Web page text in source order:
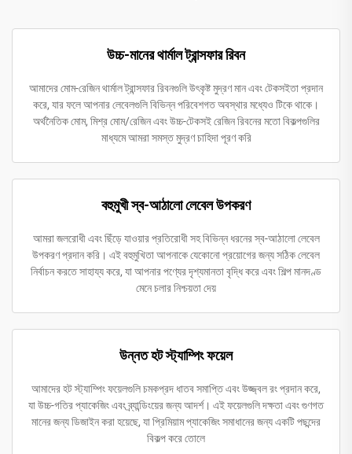
উচ্চ-মানের থার্মাল ট্রান্সফার রিবন
আমাদের মোম-রেজিন থার্মাল ট্রান্সফার রিবনগুলি উৎকৃষ্ট মুদ্রণ মান এবং টেকসইতা প্রদান
করে, যার ফলে আপনার লেবেলগুলি বিভিন্ন পরিবেশগত অবস্থার মধ্যেও টিকে থাকে।
অর্থনৈতিক মোম, মিশ্র মোম/রেজিন এবং উচ্চ-টেকসই রেজিন রিবনের মতো বিকল্পগুলির
মাধ্যমে আমরা সমস্ত মুদ্রণ চাহিদা পূরণ করি
বহুমুখী স্ব-আঠালো লেবেল উপকরণ
আমরা জলরোধী এবং ছিঁড়ে যাওয়ার প্রতিরোধী সহ বিভিন্ন ধরনের স্ব-আঠালো লেবেল
উপকরণ প্রদান করি। এই বহুমুখিতা আপনাকে যেকোনো প্রয়োগের জন্য সঠিক লেবেল
নির্বাচন করতে সাহায্য করে, যা আপনার পণ্যের দৃশ্যমানতা বৃদ্ধি করে এবং শিল্প মানদণ্ড
মেনে চলার নিশ্চয়তা দেয়
উন্নত হট স্ট্যাম্পিং ফয়েল
আমাদের হট স্ট্যাম্পিং ফয়েলগুলি চমকপ্রদ ধাতব সমাপ্তি এবং উজ্জ্বল রং প্রদান করে,
যা উচ্চ-গতির প্যাকেজিং এবং ব্র্যান্ডিংয়ের জন্য আদর্শ। এই ফয়েলগুলি দক্ষতা এবং গুণগত
মানের জন্য ডিজাইন করা হয়েছে, যা প্রিমিয়াম প্যাকেজিং সমাধানের জন্য একটি পছন্দের
বিকল্প করে তোলে